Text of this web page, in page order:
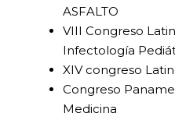
ASFALTO
VIII Congreso
Infectología
XIV congreso
Congreso
Medicina